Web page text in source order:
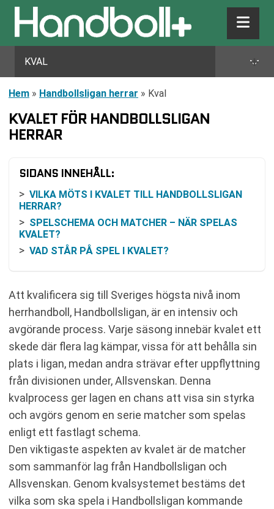
KVAL +
Hem » Handbollsligan herrar » Kval
KVALET FÖR HANDBOLLSLIGAN
HERRAR
SIDANS INNEHÅLL:
VILKA MÖTS I KVALET TILL HANDBOLLSLIGAN
HERRAR?
SPELSCHEMA OCH MATCHER – NÄR SPELAS
KVALET?
VAD STÅR PÅ SPEL I KVALET?
Att kvalificera sig till Sveriges högsta nivå inom
herrhandboll, Handbollsligan, är en intensiv och
avgörande process. Varje säsong innebär kvalet ett
skede där flera lag kämpar, vissa för att behålla sin
plats i ligan, medan andra strävar efter uppflyttning
från divisionen under, Allsvenskan. Denna
kvalprocess ger lagen en chans att visa sin styrka
och avgörs genom en serie matcher som spelas
enligt ett fastlagt schema.
Den viktigaste aspekten av kvalet är de matcher
som sammanför lag från Handbollsligan och
Allsvenskan. Genom kvalsystemet bestäms det
vilka som ska spela i Handbollsligan kommande